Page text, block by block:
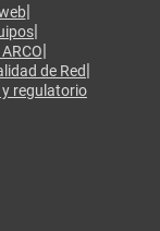
|
|
|
de Red|
y regulatorio